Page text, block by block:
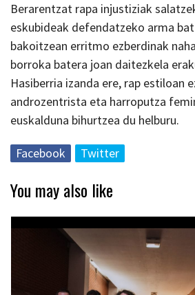
Berarentzat rapa injustiziak
eskubideak defendatzeko arma
bakoitzean erritmo ezberdinak
borroka batera joan daitezkela
Hasiberria izanda ere, rap estiloan
androzentrista eta harroputza
euskalduna bihurtzea du helburu.
Facebook Twitter
You may also like